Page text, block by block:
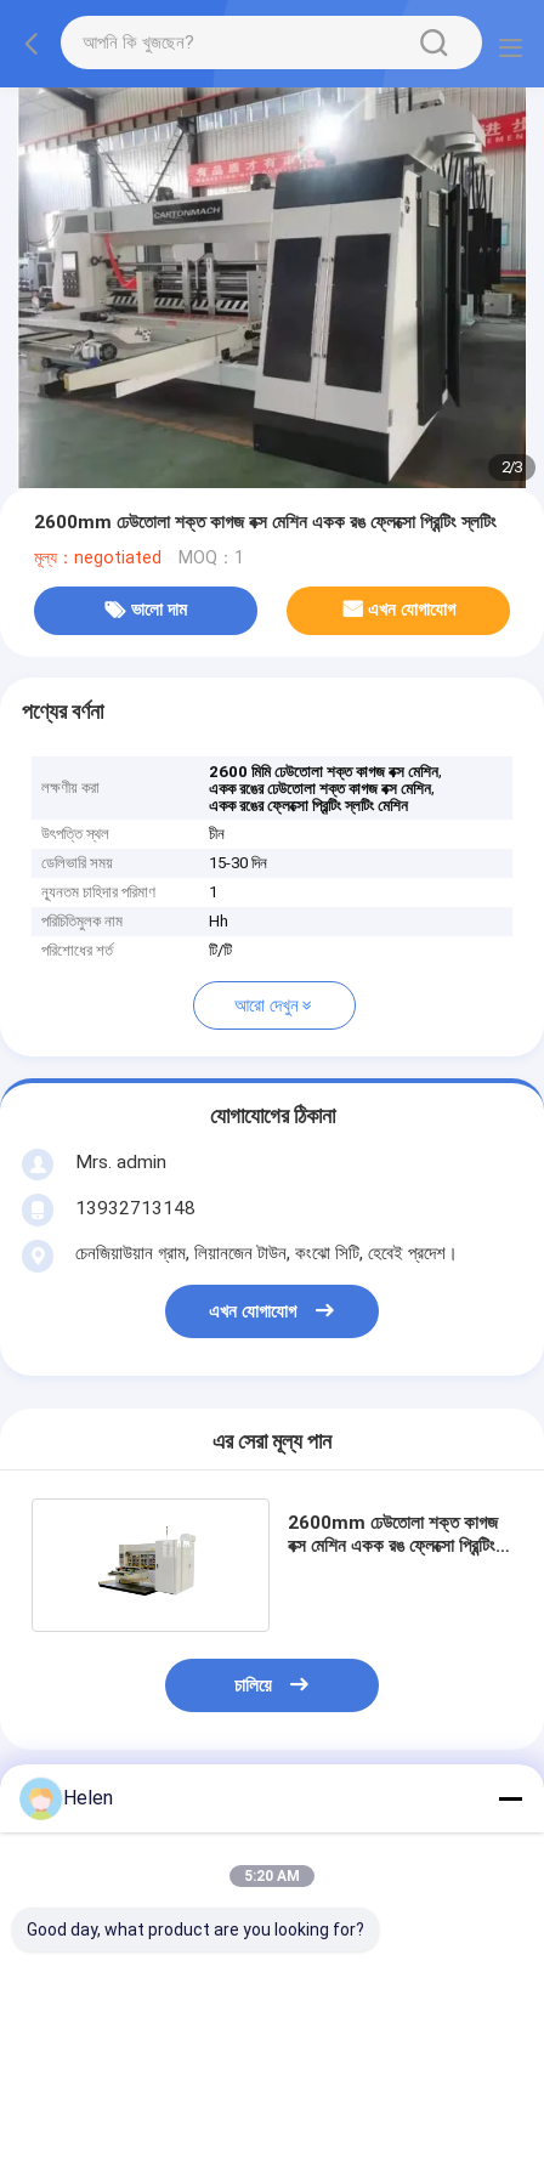
2/3
2600mm ঢেউতোলা শক্ত কাগজ বক্স মেশিন একক রঙ ফ্লেক্সো প্রিন্টিং স্লটিং
মূল্য：negotiated MOQ：1
ভালো দাম এখন যোগাযোগ
পণ্যের বর্ণনা
লক্ষণীয় করা
2600 মিমি ঢেউতোলা শক্ত কাগজ বক্স মেশিন,
একক রঙের ঢেউতোলা শক্ত কাগজ বক্স মেশিন,
একক রঙের ফ্লেক্সো প্রিন্টিং স্লটিং মেশিন
উৎপত্তি স্থল
চীন
ডেলিভারি সময়
15-30 দিন
ন্যূনতম চাহিদার পরিমাণ
1
পরিচিতিমুলক নাম
Hh
পরিশোধের শর্ত
টি/টি
আরো দেখুন
যোগাযোগের ঠিকানা
Mrs. admin
13932713148
চেনজিয়াউয়ান গ্রাম, লিয়ানজেন টাউন, কংঝো সিটি, হেবেই প্রদেশ।
এখন যোগাযোগ
এর সেরা মূল্য পান
2600mm ঢেউতোলা শক্ত কাগজ
বক্স মেশিন একক রঙ ফ্লেক্সো প্রিন্টিং
চালিয়ে
প্রস্তাবিত পণ্য
Helen
5:20 AM
Good day, what product are you looking for?